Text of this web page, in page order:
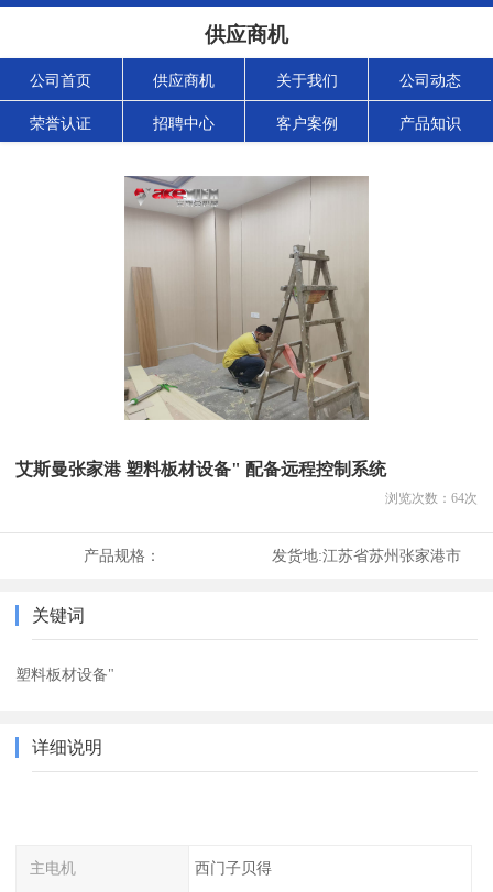
供应商机
公司首页 供应商机 关于我们 公司动态
荣誉认证 招聘中心 客户案例 产品知识
艾斯曼张家港 塑料板材设备" 配备远程控制系统
浏览次数： 64次
产品规格： 发货地:江苏省苏州张家港市
关键词
塑料板材设备"
详细说明
主电机 西门子贝得